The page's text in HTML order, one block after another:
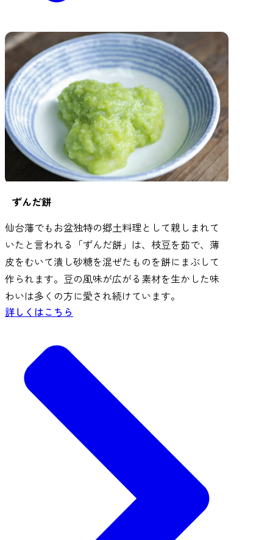
ずんだ餅
仙台藩でもお盆独特の郷土料理として親しまれて
いたと言われる「ずんだ餅」は、枝豆を茹で、薄
皮をむいて潰し砂糖を混ぜたものを餅にまぶして
作られます。豆の風味が広がる素材を生かした味
わいは多くの方に愛され続けています。
詳しくはこちら